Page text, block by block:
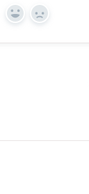
Ja Nein